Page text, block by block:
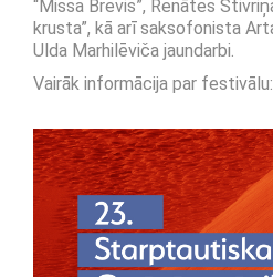
“Missa Brevis”, Renātes
krusta”, kā arī saksofonista
Ulda Marhilēviča jaundarbi.
Vairāk informācija par festivālu: